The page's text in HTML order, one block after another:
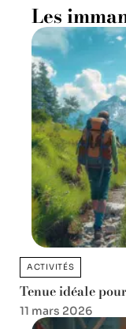
Les
ACTIVITÉS
Tenue idéale
11 mars 2026